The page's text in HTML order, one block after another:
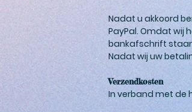
Nadat u akkoord
PayPal. Omdat wij
bankafschrift
Nadat wij uw
Verzendkosten
In verband met de